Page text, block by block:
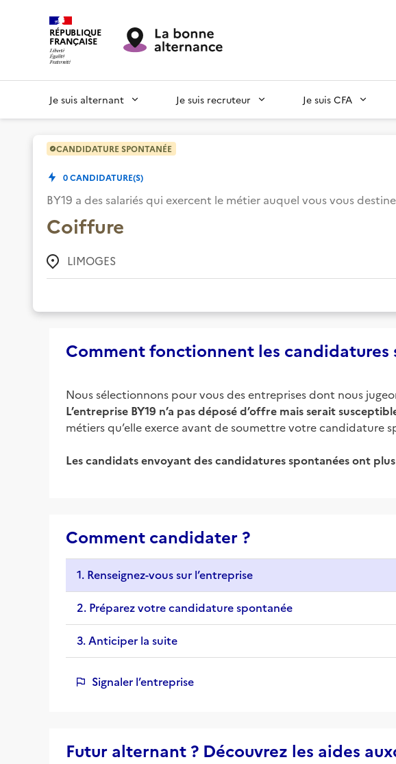
RÉPUBLIQUE
FRANÇAISE
Je suis alternant Je suis recruteur Je suis CFA
CANDIDATURE SPONTANÉE
0CANDIDATURE(S)
BY19 a des salariés qui exercent le métier auquel vous vous
Coiffure
LIMOGES
Comment fonctionnent les candidatures
Nous sélectionnons pour vous des entreprises dont nous
L’entreprise BY19 n’a pas déposé d’offre mais serait
métiers qu’elle exerce avant de soumettre votre candidature
Les candidats envoyant des candidatures spontanées ont
Comment candidater ?
1. Renseignez-vous sur l’entreprise
2. Préparez votre candidature spontanée
3. Anticiper la suite
Signaler l’entreprise
Futur alternant ? Découvrez les aides